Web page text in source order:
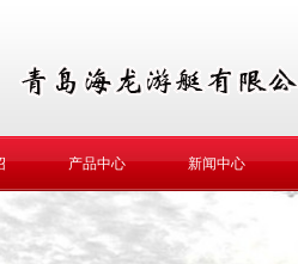
产品中心 新闻中心